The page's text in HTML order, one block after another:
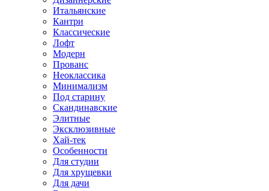
Итальянские
Кантри
Классические
Лофт
Модерн
Прованс
Неоклассика
Минимализм
Под старину
Скандинавские
Элитные
Эксклюзивные
Хай-тек
Особенности
Для студии
Для хрущевки
Для дачи